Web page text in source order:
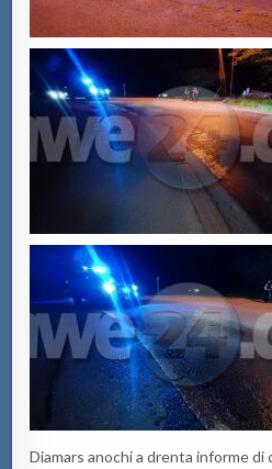
Diamars anochi a drenta informe di